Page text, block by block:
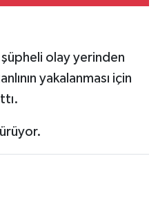
şüpheli olay yerinden
yakalanması için